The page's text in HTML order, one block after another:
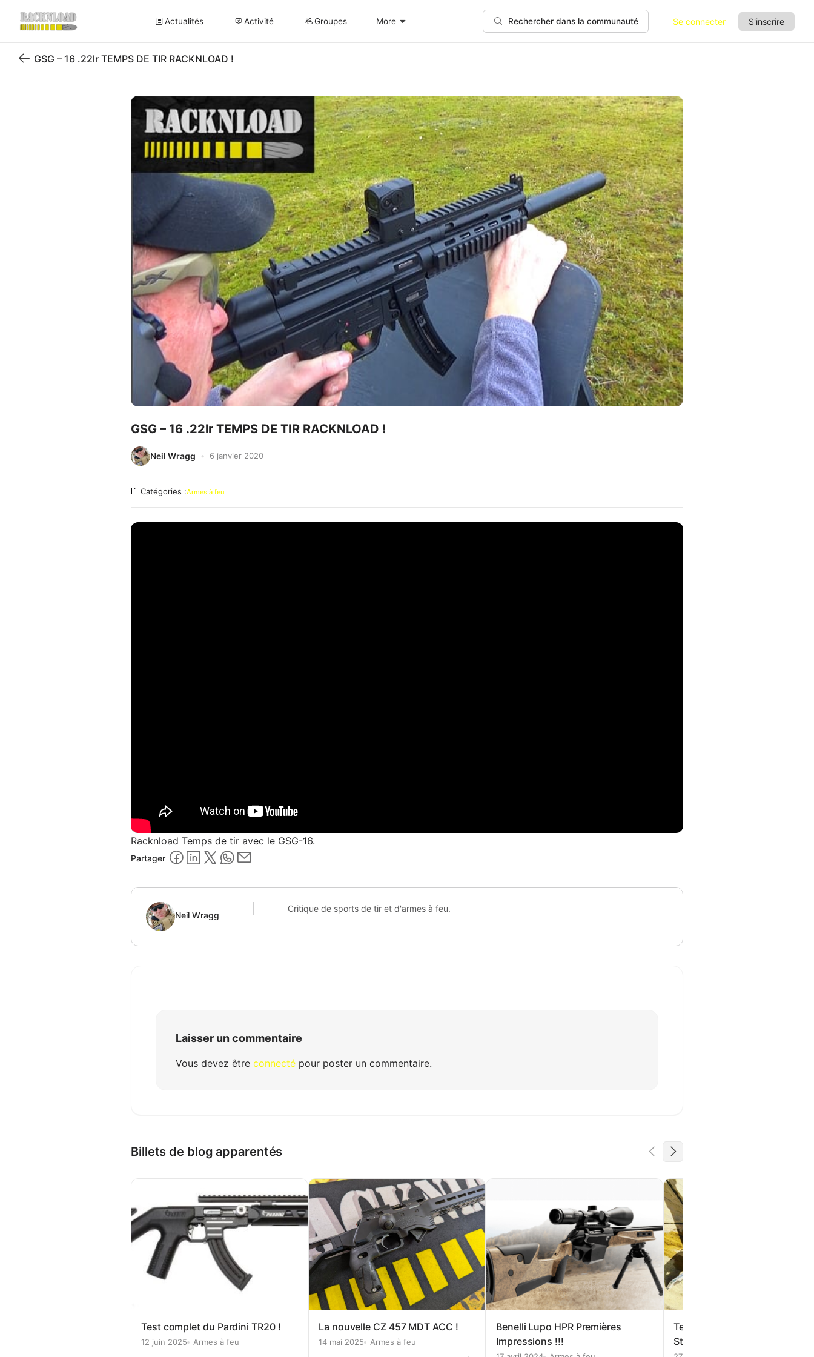
Actualités Activité Groupes More Rechercher dans la communauté Se connecter S'inscrire
Retour
GSG – 16 .22lr TEMPS DE TIR RACKNLOAD !
GSG – 16 .22lr TEMPS DE TIR RACKNLOAD !
Neil Wragg 6 janvier 2020
Catégories :Armes à feu
Racknload Temps de tir avec le GSG-16.
Partager
Neil Wragg
Critique de sports de tir et d'armes à feu.
Laisser un commentaire
Vous devez être connecté pour poster un commentaire.
Billets de blog apparentés
Test complet du Pardini TR20 !
12 juin 2025
Armes à feu
La nouvelle CZ 457 MDT ACC !
14 mai 2025
Armes à feu
Benelli Lupo HPR Premières
Impressions !!!
Test du gong pivotant de The
Steel Target Company !